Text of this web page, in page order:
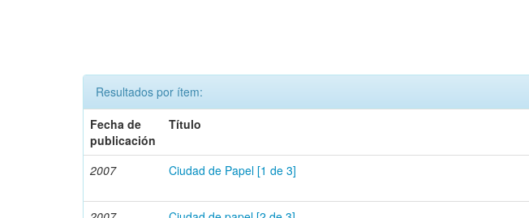
Resultados por ítem:
Fecha de
publicación
Título
2007 Ciudad de Papel [1 de 3]